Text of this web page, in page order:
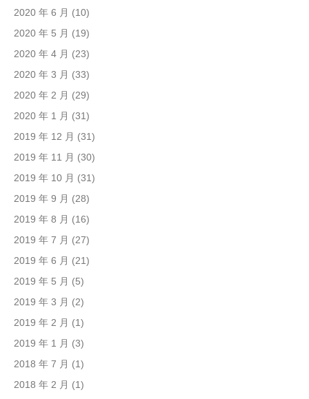
2020 年 6 月 (10)
2020 年 5 月 (19)
2020 年 4 月 (23)
2020 年 3 月 (33)
2020 年 2 月 (29)
2020 年 1 月 (31)
2019 年 12 月 (31)
2019 年 11 月 (30)
2019 年 10 月 (31)
2019 年 9 月 (28)
2019 年 8 月 (16)
2019 年 7 月 (27)
2019 年 6 月 (21)
2019 年 5 月 (5)
2019 年 3 月 (2)
2019 年 2 月 (1)
2019 年 1 月 (3)
2018 年 7 月 (1)
2018 年 2 月 (1)